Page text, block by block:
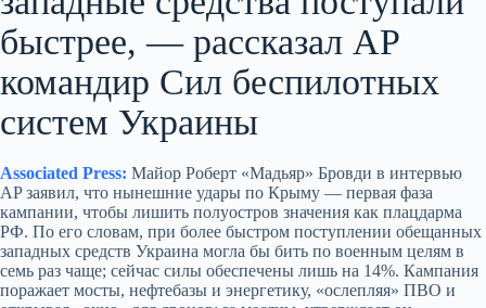
быстрее, — рассказал AP
командир Сил беспилотных
систем Украины
Associated Press: Майор Роберт «Мадьяр» Бровди в интервью
AP заявил, что нынешние удары по Крыму — первая фаза
кампании, чтобы лишить полуостров значения как плацдарма
РФ. По его словам, при более быстром поступлении обещанных
западных средств Украина могла бы бить по военным целям в
семь раз чаще; сейчас силы обеспечены лишь на 14%. Кампания
поражает мосты, нефтебазы и энергетику, «ослепляя» ПВО и